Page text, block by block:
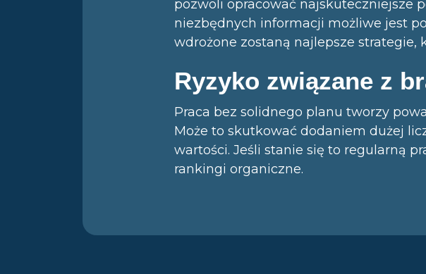
pozwoli opracować najskuteczniejsze
niezbędnych informacji możliwe jest
wdrożone zostaną najlepsze strategie,
Ryzyko związane z
Praca bez solidnego planu tworzy
Może to skutkować dodaniem dużej
wartości. Jeśli stanie się to regularną
rankingi organiczne.